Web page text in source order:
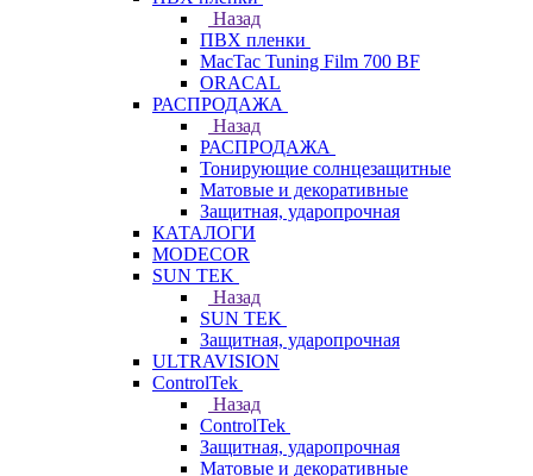
Назад
ПВХ пленки
MacTac Tuning Film 700 BF
ORACAL
РАСПРОДАЖА
Назад
РАСПРОДАЖА
Тонирующие солнцезащитные
Матовые и декоративные
Защитная, ударопрочная
КАТАЛОГИ
MODECOR
SUN TEK
Назад
SUN TEK
Защитная, ударопрочная
ULTRAVISION
ControlTek
Назад
ControlTek
Защитная, ударопрочная
Матовые и декоративные